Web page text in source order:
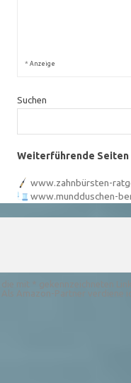
* Anzeige
Suchen
Weiterführende Seiten
www.zahnbürsten-
www.mundduschen-
die mit * gekennzeichneten
Als Amazon-Partner verdiene